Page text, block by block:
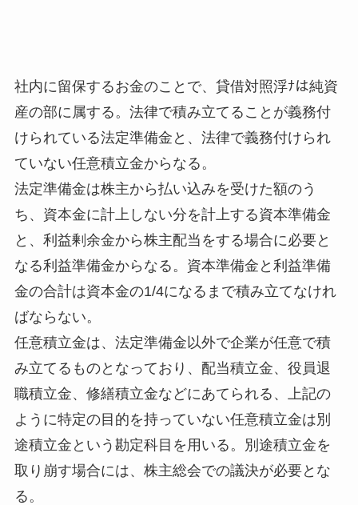
社内に留保するお金のことで、貸借対照浮ﾅは純資
産の部に属する。法律で積み立てることが義務付
けられている法定準備金と、法律で義務付けられ
ていない任意積立金からなる。
法定準備金は株主から払い込みを受けた額のう
ち、資本金に計上しない分を計上する資本準備金
と、利益剰余金から株主配当をする場合に必要と
なる利益準備金からなる。資本準備金と利益準備
金の合計は資本金の1/4になるまで積み立てなけれ
ばならない。
任意積立金は、法定準備金以外で企業が任意で積
み立てるものとなっており、配当積立金、役員退
職積立金、修繕積立金などにあてられる、上記の
ように特定の目的を持っていない任意積立金は別
途積立金という勘定科目を用いる。別途積立金を
取り崩す場合には、株主総会での議決が必要とな
る。